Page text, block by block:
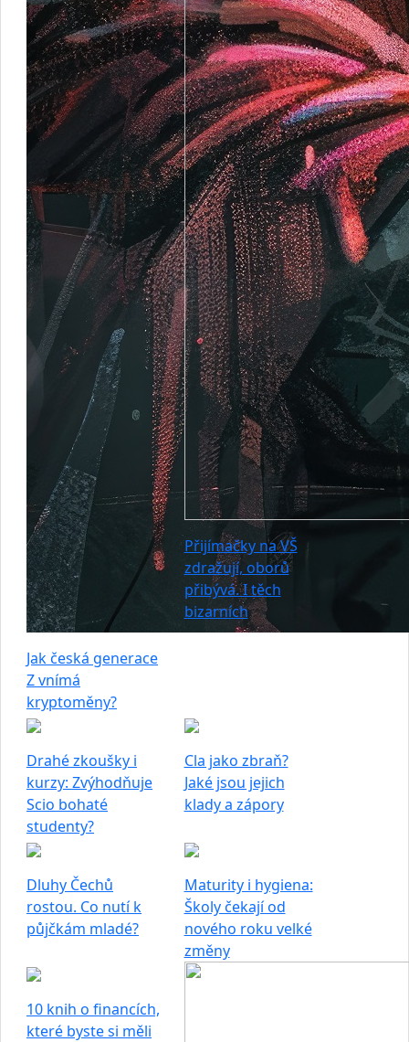
Jak česká generace
Z vnímá
kryptoměny?
Přijímačky na VŠ
zdražují, oborů
přibývá. I těch
bizarních
Drahé zkoušky i
kurzy: Zvýhodňuje
Scio bohaté
studenty?
Cla jako zbraň?
Jaké jsou jejich
klady a zápory
Dluhy Čechů
rostou. Co nutí k
půjčkám mladé?
Maturity i hygiena:
Školy čekají od
nového roku velké
změny
10 knih o financích,
které byste si měli